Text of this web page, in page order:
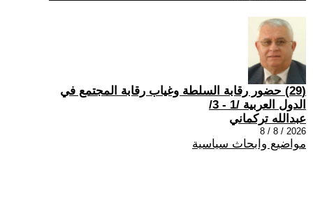
(29) حضور رقابة السلطة وغياب رقابة المجتمع في
الدول العربية /1 - 3/
عبدالله تركماني
2026 / 8 / 8
مواضيع وابحاث سياسية